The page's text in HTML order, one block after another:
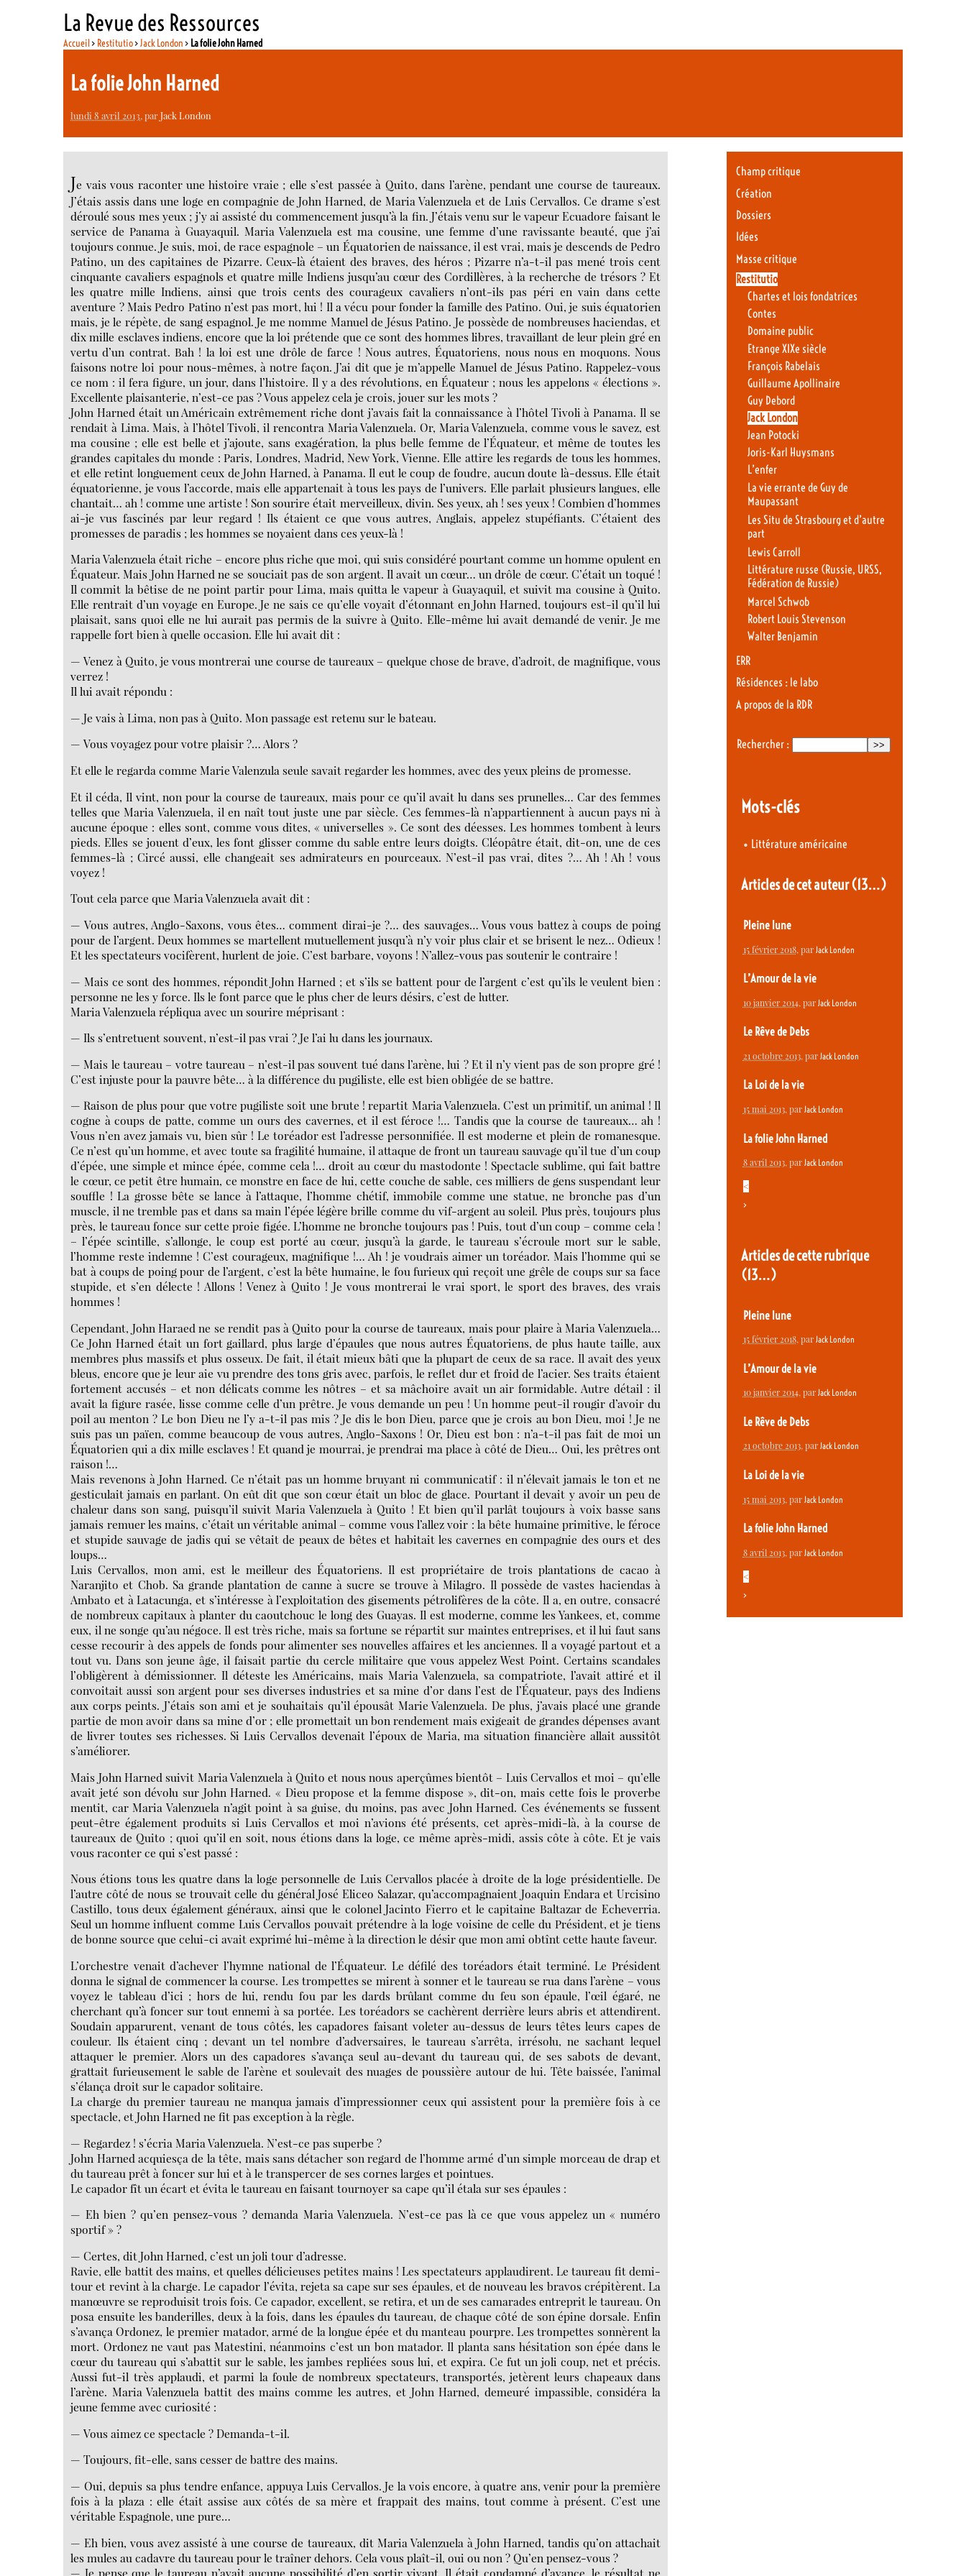
La Revue des Ressources
Accueil> Restitutio>Jack London > La folie John Harned
La folie John Harned
lundi 8 avril 2013, parJack London
Je vais vous raconter une histoire vraie ; elle s’est passée à Quito, dans l’arène, pendant une course de taureaux.
J’étais assis dans une loge en compagnie de John Harned, de Maria Valenzuela et de Luis Cervallos. Ce drame s’est
déroulé sous mes yeux ; j’y ai assisté du commencement jusqu’à la fin. J’étais venu sur le vapeur Ecuadore faisant le
service de Panama à Guayaquil. Maria Valenzuela est ma cousine, une femme d’une ravissante beauté, que j’ai
toujours connue. Je suis, moi, de race espagnole – un Équatorien de naissance, il est vrai, mais je descends de Pedro
Patino, un des capitaines de Pizarre. Ceux-là étaient des braves, des héros ; Pizarre n’a-t-il pas mené trois cent
cinquante cavaliers espagnols et quatre mille Indiens jusqu’au cœur des Cordillères, à la recherche de trésors ? Et
les quatre mille Indiens, ainsi que trois cents des courageux cavaliers n’ont-ils pas péri en vain dans cette
aventure ? Mais Pedro Patino n’est pas mort, lui ! Il a vécu pour fonder la famille des Patino. Oui, je suis équatorien
mais, je le répète, de sang espagnol. Je me nomme Manuel de Jésus Patino. Je possède de nombreuses haciendas, et
dix mille esclaves indiens, encore que la loi prétende que ce sont des hommes libres, travaillant de leur plein gré en
vertu d’un contrat. Bah ! la loi est une drôle de farce ! Nous autres, Équatoriens, nous nous en moquons. Nous
faisons notre loi pour nous-mêmes, à notre façon. J’ai dit que je m’appelle Manuel de Jésus Patino. Rappelez-vous
ce nom : il fera figure, un jour, dans l’histoire. Il y a des révolutions, en Équateur ; nous les appelons « élections ».
Excellente plaisanterie, n’est-ce pas ? Vous appelez cela je crois, jouer sur les mots ?
John Harned était un Américain extrêmement riche dont j’avais fait la connaissance à l’hôtel Tivoli à Panama. Il se
rendait à Lima. Mais, à l’hôtel Tivoli, il rencontra Maria Valenzuela. Or, Maria Valenzuela, comme vous le savez, est
ma cousine ; elle est belle et j’ajoute, sans exagération, la plus belle femme de l’Équateur, et même de toutes les
grandes capitales du monde : Paris, Londres, Madrid, New York, Vienne. Elle attire les regards de tous les hommes,
et elle retint longuement ceux de John Harned, à Panama. Il eut le coup de foudre, aucun doute là-dessus. Elle était
équatorienne, je vous l’accorde, mais elle appartenait à tous les pays de l’univers. Elle parlait plusieurs langues, elle
chantait… ah ! comme une artiste ! Son sourire était merveilleux, divin. Ses yeux, ah ! ses yeux ! Combien d’hommes
ai-je vus fascinés par leur regard ! Ils étaient ce que vous autres, Anglais, appelez stupéfiants. C’étaient des
promesses de paradis ; les hommes se noyaient dans ces yeux-là !
Maria Valenzuela était riche – encore plus riche que moi, qui suis considéré pourtant comme un homme opulent en
Équateur. Mais John Harned ne se souciait pas de son argent. Il avait un cœur… un drôle de cœur. C’était un toqué !
Il commit la bêtise de ne point partir pour Lima, mais quitta le vapeur à Guayaquil, et suivit ma cousine à Quito.
Elle rentrait d’un voyage en Europe. Je ne sais ce qu’elle voyait d’étonnant en John Harned, toujours est-il qu’il lui
plaisait, sans quoi elle ne lui aurait pas permis de la suivre à Quito. Elle-même lui avait demandé de venir. Je me
rappelle fort bien à quelle occasion. Elle lui avait dit :
— Venez à Quito, je vous montrerai une course de taureaux – quelque chose de brave, d’adroit, de magnifique, vous
verrez !
Il lui avait répondu :
— Je vais à Lima, non pas à Quito. Mon passage est retenu sur le bateau.
— Vous voyagez pour votre plaisir ?… Alors ?
Et elle le regarda comme Marie Valenzula seule savait regarder les hommes, avec des yeux pleins de promesse.
Et il céda, Il vint, non pour la course de taureaux, mais pour ce qu’il avait lu dans ses prunelles… Car des femmes
telles que Maria Valenzuela, il en naît tout juste une par siècle. Ces femmes-là n’appartiennent à aucun pays ni à
aucune époque : elles sont, comme vous dites, « universelles ». Ce sont des déesses. Les hommes tombent à leurs
pieds. Elles se jouent d’eux, les font glisser comme du sable entre leurs doigts. Cléopâtre était, dit-on, une de ces
femmes-là ; Circé aussi, elle changeait ses admirateurs en pourceaux. N’est-il pas vrai, dites ?… Ah ! Ah ! vous
voyez !
Tout cela parce que Maria Valenzuela avait dit :
— Vous autres, Anglo-Saxons, vous êtes… comment dirai-je ?… des sauvages… Vous vous battez à coups de poing
pour de l’argent. Deux hommes se martellent mutuellement jusqu’à n’y voir plus clair et se brisent le nez… Odieux !
Et les spectateurs vocifèrent, hurlent de joie. C’est barbare, voyons ! N’allez-vous pas soutenir le contraire !
— Mais ce sont des hommes, répondit John Harned ; et s’ils se battent pour de l’argent c’est qu’ils le veulent bien :
personne ne les y force. Ils le font parce que le plus cher de leurs désirs, c’est de lutter.
Maria Valenzuela répliqua avec un sourire méprisant :
— Ils s’entretuent souvent, n’est-il pas vrai ? Je l’ai lu dans les journaux.
— Mais le taureau – votre taureau – n’est-il pas souvent tué dans l’arène, lui ? Et il n’y vient pas de son propre gré !
C’est injuste pour la pauvre bête… à la différence du pugiliste, elle est bien obligée de se battre.
— Raison de plus pour que votre pugiliste soit une brute ! repartit Maria Valenzuela. C’est un primitif, un animal ! Il
cogne à coups de patte, comme un ours des cavernes, et il est féroce !… Tandis que la course de taureaux… ah !
Vous n’en avez jamais vu, bien sûr ! Le toréador est l’adresse personnifiée. Il est moderne et plein de romanesque.
Ce n’est qu’un homme, et avec toute sa fragilité humaine, il attaque de front un taureau sauvage qu’il tue d’un coup
d’épée, une simple et mince épée, comme cela !… droit au cœur du mastodonte ! Spectacle sublime, qui fait battre
le cœur, ce petit être humain, ce monstre en face de lui, cette couche de sable, ces milliers de gens suspendant leur
souffle ! La grosse bête se lance à l’attaque, l’homme chétif, immobile comme une statue, ne bronche pas d’un
muscle, il ne tremble pas et dans sa main l’épée légère brille comme du vif-argent au soleil. Plus près, toujours plus
près, le taureau fonce sur cette proie figée. L’homme ne bronche toujours pas ! Puis, tout d’un coup – comme cela !
– l’épée scintille, s’allonge, le coup est porté au cœur, jusqu’à la garde, le taureau s’écroule mort sur le sable,
l’homme reste indemne ! C’est courageux, magnifique !… Ah ! je voudrais aimer un toréador. Mais l’homme qui se
bat à coups de poing pour de l’argent, c’est la bête humaine, le fou furieux qui reçoit une grêle de coups sur sa face
stupide, et s’en délecte ! Allons ! Venez à Quito ! Je vous montrerai le vrai sport, le sport des braves, des vrais
hommes !
Cependant, John Haraed ne se rendit pas à Quito pour la course de taureaux, mais pour plaire à Maria Valenzuela…
Ce John Harned était un fort gaillard, plus large d’épaules que nous autres Équatoriens, de plus haute taille, aux
membres plus massifs et plus osseux. De fait, il était mieux bâti que la plupart de ceux de sa race. Il avait des yeux
bleus, encore que je leur aie vu prendre des tons gris avec, parfois, le reflet dur et froid de l’acier. Ses traits étaient
fortement accusés – et non délicats comme les nôtres – et sa mâchoire avait un air formidable. Autre détail : il
avait la figure rasée, lisse comme celle d’un prêtre. Je vous demande un peu ! Un homme peut-il rougir d’avoir du
poil au menton ? Le bon Dieu ne l’y a-t-il pas mis ? Je dis le bon Dieu, parce que je crois au bon Dieu, moi ! Je ne
suis pas un païen, comme beaucoup de vous autres, Anglo-Saxons ! Or, Dieu est bon : n’a-t-il pas fait de moi un
Équatorien qui a dix mille esclaves ! Et quand je mourrai, je prendrai ma place à côté de Dieu… Oui, les prêtres ont
raison !…
Mais revenons à John Harned. Ce n’était pas un homme bruyant ni communicatif : il n’élevait jamais le ton et ne
gesticulait jamais en parlant. On eût dit que son cœur était un bloc de glace. Pourtant il devait y avoir un peu de
chaleur dans son sang, puisqu’il suivit Maria Valenzuela à Quito ! Et bien qu’il parlât toujours à voix basse sans
jamais remuer les mains, c’était un véritable animal – comme vous l’allez voir : la bête humaine primitive, le féroce
et stupide sauvage de jadis qui se vêtait de peaux de bêtes et habitait les cavernes en compagnie des ours et des
loups…
Luis Cervallos, mon ami, est le meilleur des Équatoriens. Il est propriétaire de trois plantations de cacao à
Naranjito et Chob. Sa grande plantation de canne à sucre se trouve à Milagro. Il possède de vastes haciendas à
Ambato et à Latacunga, et s’intéresse à l’exploitation des gisements pétrolifères de la côte. Il a, en outre, consacré
de nombreux capitaux à planter du caoutchouc le long des Guayas. Il est moderne, comme les Yankees, et, comme
eux, il ne songe qu’au négoce. Il est très riche, mais sa fortune se répartit sur maintes entreprises, et il lui faut sans
cesse recourir à des appels de fonds pour alimenter ses nouvelles affaires et les anciennes. Il a voyagé partout et a
tout vu. Dans son jeune âge, il faisait partie du cercle militaire que vous appelez West Point. Certains scandales
l’obligèrent à démissionner. Il déteste les Américains, mais Maria Valenzuela, sa compatriote, l’avait attiré et il
convoitait aussi son argent pour ses diverses industries et sa mine d’or dans l’est de l’Équateur, pays des Indiens
aux corps peints. J’étais son ami et je souhaitais qu’il épousât Marie Valenzuela. De plus, j’avais placé une grande
partie de mon avoir dans sa mine d’or ; elle promettait un bon rendement mais exigeait de grandes dépenses avant
de livrer toutes ses richesses. Si Luis Cervallos devenait l’époux de Maria, ma situation financière allait aussitôt
s’améliorer.
Mais John Harned suivit Maria Valenzuela à Quito et nous nous aperçûmes bientôt – Luis Cervallos et moi – qu’elle
avait jeté son dévolu sur John Harned. « Dieu propose et la femme dispose », dit-on, mais cette fois le proverbe
mentit, car Maria Valenzuela n’agit point à sa guise, du moins, pas avec John Harned. Ces événements se fussent
peut-être également produits si Luis Cervallos et moi n’avions été présents, cet après-midi-là, à la course de
taureaux de Quito ; quoi qu’il en soit, nous étions dans la loge, ce même après-midi, assis côte à côte. Et je vais
vous raconter ce qui s’est passé :
Nous étions tous les quatre dans la loge personnelle de Luis Cervallos placée à droite de la loge présidentielle. De
l’autre côté de nous se trouvait celle du général José Eliceo Salazar, qu’accompagnaient Joaquin Endara et Urcisino
Castillo, tous deux également généraux, ainsi que le colonel Jacinto Fierro et le capitaine Baltazar de Echeverria.
Seul un homme influent comme Luis Cervallos pouvait prétendre à la loge voisine de celle du Président, et je tiens
de bonne source que celui-ci avait exprimé lui-même à la direction le désir que mon ami obtînt cette haute faveur.
L’orchestre venait d’achever l’hymne national de l’Équateur. Le défilé des toréadors était terminé. Le Président
donna le signal de commencer la course. Les trompettes se mirent à sonner et le taureau se rua dans l’arène – vous
voyez le tableau d’ici ; hors de lui, rendu fou par les dards brûlant comme du feu son épaule, l’œil égaré, ne
cherchant qu’à foncer sur tout ennemi à sa portée. Les toréadors se cachèrent derrière leurs abris et attendirent.
Soudain apparurent, venant de tous côtés, les capadores faisant voleter au-dessus de leurs têtes leurs capes de
couleur. Ils étaient cinq ; devant un tel nombre d’adversaires, le taureau s’arrêta, irrésolu, ne sachant lequel
attaquer le premier. Alors un des capadores s’avança seul au-devant du taureau qui, de ses sabots de devant,
grattait furieusement le sable de l’arène et soulevait des nuages de poussière autour de lui. Tête baissée, l’animal
s’élança droit sur le capador solitaire.
La charge du premier taureau ne manqua jamais d’impressionner ceux qui assistent pour la première fois à ce
spectacle, et John Harned ne fit pas exception à la règle.
— Regardez ! s’écria Maria Valenzuela. N’est-ce pas superbe ?
John Harned acquiesça de la tête, mais sans détacher son regard de l’homme armé d’un simple morceau de drap et
du taureau prêt à foncer sur lui et à le transpercer de ses cornes larges et pointues.
Le capador fît un écart et évita le taureau en faisant tournoyer sa cape qu’il étala sur ses épaules :
— Eh bien ? qu’en pensez-vous ? demanda Maria Valenzuela. N’est-ce pas là ce que vous appelez un « numéro
sportif » ?
— Certes, dit John Harned, c’est un joli tour d’adresse.
Ravie, elle battit des mains, et quelles délicieuses petites mains ! Les spectateurs applaudirent. Le taureau fit demi-
tour et revint à la charge. Le capador l’évita, rejeta sa cape sur ses épaules, et de nouveau les bravos crépitèrent. La
manœuvre se reproduisit trois fois. Ce capador, excellent, se retira, et un de ses camarades entreprit le taureau. On
posa ensuite les banderilles, deux à la fois, dans les épaules du taureau, de chaque côté de son épine dorsale. Enfin
s’avança Ordonez, le premier matador, armé de la longue épée et du manteau pourpre. Les trompettes sonnèrent la
mort. Ordonez ne vaut pas Matestini, néanmoins c’est un bon matador. Il planta sans hésitation son épée dans le
cœur du taureau qui s’abattit sur le sable, les jambes repliées sous lui, et expira. Ce fut un joli coup, net et précis.
Aussi fut-il très applaudi, et parmi la foule de nombreux spectateurs, transportés, jetèrent leurs chapeaux dans
l’arène. Maria Valenzuela battit des mains comme les autres, et John Harned, demeuré impassible, considéra la
jeune femme avec curiosité :
— Vous aimez ce spectacle ? Demanda-t-il.
— Toujours, fit-elle, sans cesser de battre des mains.
— Oui, depuis sa plus tendre enfance, appuya Luis Cervallos. Je la vois encore, à quatre ans, venir pour la première
fois à la plaza : elle était assise aux côtés de sa mère et frappait des mains, tout comme à présent. C’est une
véritable Espagnole, une pure…
— Eh bien, vous avez assisté à une course de taureaux, dit Maria Valenzuela à John Harned, tandis qu’on attachait
les mules au cadavre du taureau pour le traîner dehors. Cela vous plaît-il, oui ou non ? Qu’en pensez-vous ?
— Je pense que le taureau n’avait aucune possibilité d’en sortir vivant. Il était condamné d’avance, le résultat ne
Champ critique
Création
Dossiers
Idées
Masse critique
Restitutio
Chartes et lois fondatrices
Contes
Domaine public
Etrange XIXe siècle
François Rabelais
Guillaume Apollinaire
Guy Debord
Jack London
Jean Potocki
Joris-Karl Huysmans
L’enfer
La vie errante de Guy de
Maupassant
Les Situ de Strasbourg et d’autre
part
Lewis Carroll
Littérature russe (Russie, URSS,
Fédération de Russie)
Marcel Schwob
Robert Louis Stevenson
Walter Benjamin
ERR
Résidences : le labo
A propos de la RDR
Rechercher :
Mots-clés
• Littérature américaine
Articles de cet auteur(13…)
Pleine lune
15 février 2018, par Jack London
L’Amour de la vie
10 janvier 2014, par Jack London
Le Rêve de Debs
21 octobre 2013, par Jack London
La Loi de la vie
15 mai 2013, par Jack London
La folie John Harned
8 avril 2013, par Jack London
<
>
Articles de cette rubrique
(13…)
Pleine lune
15 février 2018, par Jack London
L’Amour de la vie
10 janvier 2014, par Jack London
Le Rêve de Debs
21 octobre 2013, par Jack London
La Loi de la vie
15 mai 2013, par Jack London
La folie John Harned
8 avril 2013, par Jack London
<
>